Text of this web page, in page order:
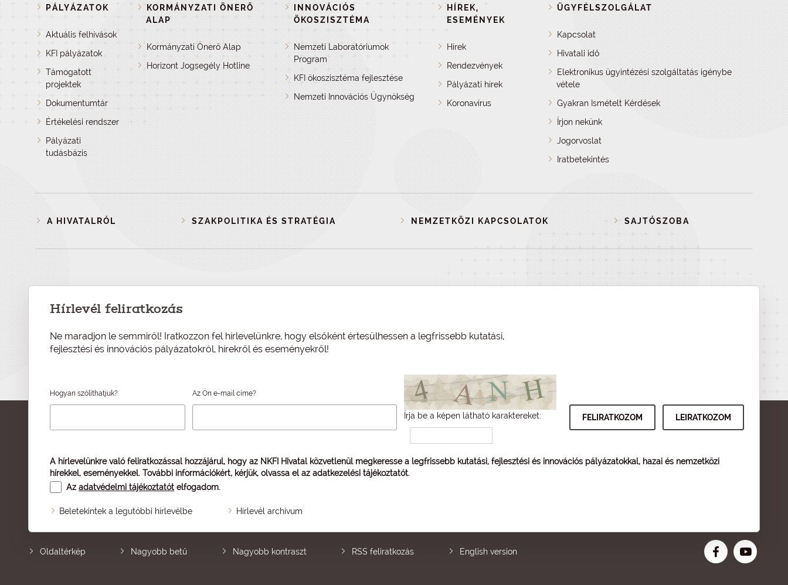
PÁLYÁZATOK
Aktuális felhívások
KFI pályázatok
Támogatott
projektek
Dokumentumtár
Értékelési rendszer
Pályázati
tudásbázis
KORMÁNYZATI ÖNERŐ
ALAP
Kormányzati Önerő Alap
Horizont Jogsegély Hotline
INNOVÁCIÓS
ÖKOSZISZTÉMA
Nemzeti Laboratóriumok
Program
KFI ökoszisztéma fejlesztése
Nemzeti Innovációs Ügynökség
HÍREK,
ESEMÉNYEK
Hírek
Rendezvények
Pályázati hírek
Koronavírus
ÜGYFÉLSZOLGÁLAT
Kapcsolat
Hivatali idő
Elektronikus ügyintézési szolgáltatás igénybe
vétele
Gyakran Ismételt Kérdések
Írjon nekünk
Jogorvoslat
Iratbetekintés
A HIVATALRÓL SZAKPOLITIKA ÉS STRATÉGIA NEMZETKÖZI KAPCSOLATOK SAJTÓSZOBA
Hírlevél feliratkozás
Ne maradjon le semmiről! Iratkozzon fel hírlevelünkre, hogy elsőként értesülhessen a legfrissebb kutatási,
fejlesztési és innovációs pályázatokról, hírekről és eseményekről!
Hogyan szólíthatjuk? Az Ön e-mail címe?
Írja be a képen látható karaktereket:
A hírlevelünkre való feliratkozással hozzájárul, hogy az NKFI Hivatal közvetlenül megkeresse a legfrissebb kutatási, fejlesztési és innovációs pályázatokkal, hazai és nemzetközi
hírekkel, eseményekkel. További információkért, kérjük, olvassa el az adatkezelési tájékoztatót.
Az adatvédelmi tájékoztatót elfogadom.
Beletekintek a legutóbbi hírlevélbe Hírlevél archívum
Oldaltérkép Nagyobb betű Nagyobb kontraszt RSS feliratkozás English version